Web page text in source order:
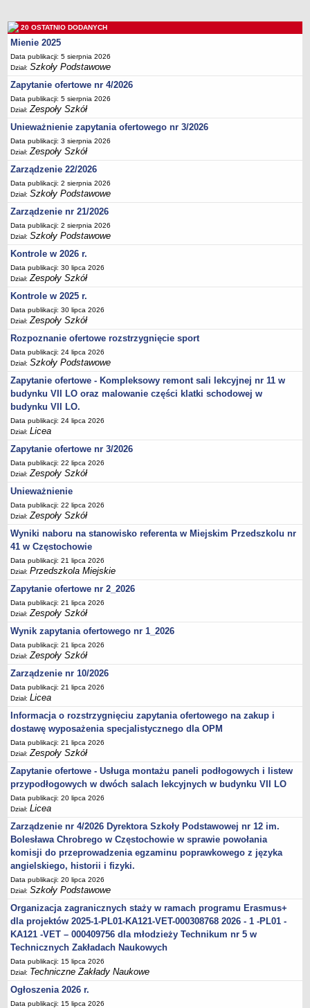
Kontrole
Rejestry, ewidencje, archiwa
Sprawozdania
Deklaracja dostępności
PORADNIE PSYCHOLOGICZNO-PEDAGOGICZNE
Zespół Poradni
Dane podstawowe
Statut
Majątek
Godziny dyżurów
Ogłoszenia
Zarządzenia
Rejestry, ewidencje, archiwa
Kontrole
PONOWNE WYKORZYSTYWANIE
Sprawozdania
Deklaracja dostępności
DEKLARACJA DOSTĘPNOŚCI
OŚWIADCZENIA MAJĄTKOWE
UDOSTĘPNIANIE INFORMACJI PUBLICZNEJ
OCHRONA DANYCH OSOBOWYCH
20 OSTATNIO DODANYCH
Mienie 2025
Data publikacji: 5 sierpnia 2026
Dział:Szkoły Podstawowe
Zapytanie ofertowe nr 4/2026
Data publikacji: 5 sierpnia 2026
Dział:Zespoły Szkół
Unieważnienie zapytania ofertowego nr 3/2026
Data publikacji: 3 sierpnia 2026
Dział:Zespoły Szkół
Zarządzenie 22/2026
Data publikacji: 2 sierpnia 2026
Dział:Szkoły Podstawowe
Zarządzenie nr 21/2026
Data publikacji: 2 sierpnia 2026
Dział:Szkoły Podstawowe
Kontrole w 2026 r.
Data publikacji: 30 lipca 2026
Dział:Zespoły Szkół
Kontrole w 2025 r.
Data publikacji: 30 lipca 2026
Dział:Zespoły Szkół
Rozpoznanie ofertowe rozstrzygnięcie sport
Data publikacji: 24 lipca 2026
Dział:Szkoły Podstawowe
Zapytanie ofertowe - Kompleksowy remont sali lekcyjnej nr 11 w
budynku VII LO oraz malowanie części klatki schodowej w
budynku VII LO.
Data publikacji: 24 lipca 2026
Dział:Licea
Zapytanie ofertowe nr 3/2026
Data publikacji: 22 lipca 2026
Dział:Zespoły Szkół
Unieważnienie
Data publikacji: 22 lipca 2026
Dział:Zespoły Szkół
Wyniki naboru na stanowisko referenta w Miejskim Przedszkolu nr
41 w Częstochowie
Data publikacji: 21 lipca 2026
Dział:Przedszkola Miejskie
Zapytanie ofertowe nr 2_2026
Data publikacji: 21 lipca 2026
Dział:Zespoły Szkół
Wynik zapytania ofertowego nr 1_2026
Data publikacji: 21 lipca 2026
Dział:Zespoły Szkół
Zarządzenie nr 10/2026
Data publikacji: 21 lipca 2026
Dział:Licea
Informacja o rozstrzygnięciu zapytania ofertowego na zakup i
dostawę wyposażenia specjalistycznego dla OPM
Data publikacji: 21 lipca 2026
Dział:Zespoły Szkół
Zapytanie ofertowe - Usługa montażu paneli podłogowych i listew
przypodłogowych w dwóch salach lekcyjnych w budynku VII LO
Data publikacji: 20 lipca 2026
Dział:Licea
Zarządzenie nr 4/2026 Dyrektora Szkoły Podstawowej nr 12 im.
Bolesława Chrobrego w Częstochowie w sprawie powołania
komisji do przeprowadzenia egzaminu poprawkowego z języka
angielskiego, historii i fizyki.
Data publikacji: 20 lipca 2026
Dział:Szkoły Podstawowe
Organizacja zagranicznych staży w ramach programu Erasmus+
dla projektów 2025-1-PL01-KA121-VET-000308768 2026 - 1 -PL01 -
KA121 -VET – 000409756 dla młodzieży Technikum nr 5 w
Technicznych Zakładach Naukowych
Data publikacji: 15 lipca 2026
Dział: Techniczne Zakłady Naukowe
Ogłoszenia 2026 r.
Data publikacji: 15 lipca 2026